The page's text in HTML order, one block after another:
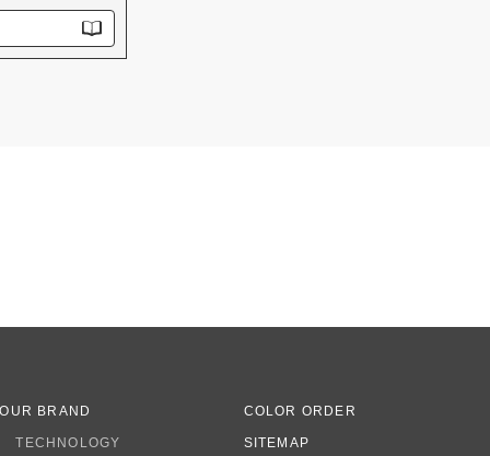
OUR BRAND
TECHNOLOGY
COLOR ORDER
SITEMAP